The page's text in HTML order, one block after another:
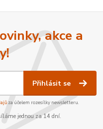
akce a
Přihlásit se
za účelem rozesílky newsletteru.
jednou za 14 dní.